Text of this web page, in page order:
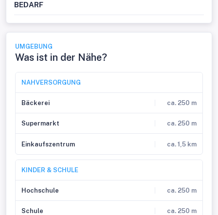
BEDARF
UMGEBUNG
Was ist in der Nähe?
NAHVERSORGUNG
Bäckerei ca. 250 m
Supermarkt ca. 250 m
Einkaufszentrum ca. 1,5 km
KINDER & SCHULE
Hochschule ca. 250 m
Schule ca. 250 m